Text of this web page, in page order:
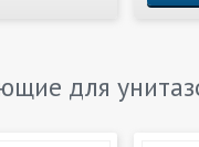
для